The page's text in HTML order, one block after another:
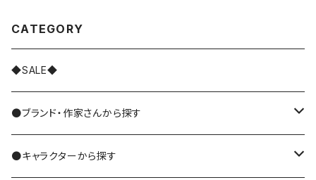
CATEGORY
◆SALE◆
●ブランド・作家さんから探す
MIYUKI MATSUO/松尾ミユキ
●キャラクターから探す